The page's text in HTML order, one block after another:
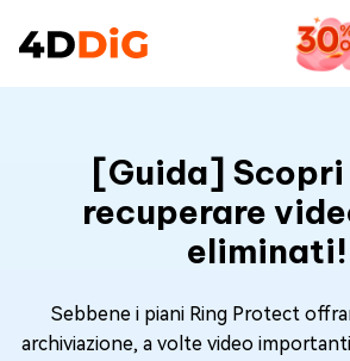
[Guida] Scopri
recuperare
eliminati!
Sebbene i piani Ring Protect
archiviazione, a volte video